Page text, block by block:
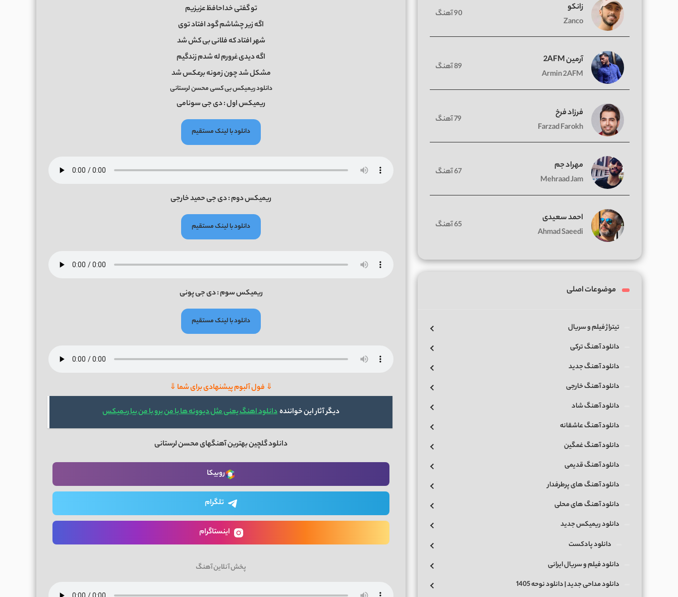
تو گفتی خداحافظ عزیزیم
اگه زیر چشاشم گود افتاد توی
شهر افتاد که فلانی بی کش شد
اگه دیدی غرورم له شدم زندگیم
مشکل شد چون زمونه برعکس شد
دانلود ریمیکس بی کسی محسن لرستانی
ریمیکس اول : دی جی سونامی
دانلود با لینک مستقیم
ریمیکس دوم : دی جی حمید خارجی
دانلود با لینک مستقیم
ریمیکس سوم : دی جی پونی
دانلود با لینک مستقیم
⇓ فول آلبوم پیشنهادی برای شما ⇓
دیگر آثار این خوانندهدانلود اهنگ یعنی مثل دیوونه ها با من برو با من بیا ریمیکس
دانلود گلچین بهترین آهنگهای محسن لرستانی
روبیکا
تلگرام
اینستاگرام
پخش آنلاین آهنگ
زانکو
Zanco
90 آهنگ
آرمین 2AFM
Armin 2AFM
89 آهنگ
فرزاد فرخ
Farzad Farokh
79 آهنگ
مهراد جم
Mehraad Jam
67 آهنگ
احمد سعیدی
Ahmad Saeedi
65 آهنگ
موضوعات اصلی
تیتراژ فیلم و سریال
دانلود آهنگ ترکی
دانلود آهنگ جدید
دانلود آهنگ خارجی
دانلود آهنگ شاد
دانلود آهنگ عاشقانه
دانلود آهنگ غمگین
دانلود آهنگ قدیمی
دانلود آهنگ های پرطرفدار
دانلود آهنگ های محلی
دانلود ریمیکس جدید
دانلود پادکست
دانلود فیلم و سریال ایرانی
دانلود مداحی جدید | دانلود نوحه 1405